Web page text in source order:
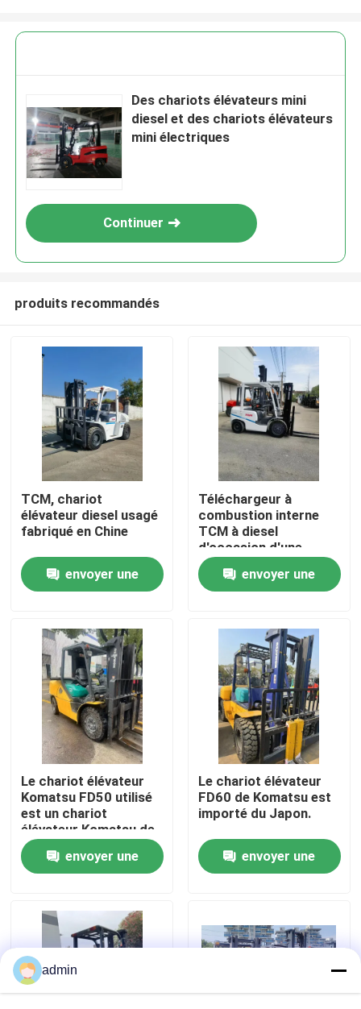
À la maison
Produits
Vidéos
À propos de nous
Visite de l'usine
Contrôle de la qualité
Nous contacter
Machines de construction de routes
Des chariots élévateurs mini
diesel et des chariots élévateurs
mini électriques
Continuer
produits recommandés
TCM, chariot
élévateur diesel usagé
fabriqué en Chine
envoyer une
Téléchargeur à
combustion interne
TCM à diesel
d'occasion d'une
capacité de 3 tonnes
envoyer une
Le chariot élévateur
Komatsu FD50 utilisé
est un chariot
élévateur Komatsu de
haute qualité en
provenance de Chine
envoyer une
Le chariot élévateur
FD60 de Komatsu est
importé du Japon.
envoyer une
admin